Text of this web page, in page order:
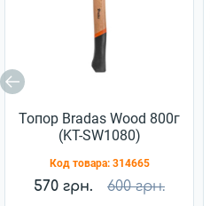
Топор Bradas Wood 800г
(KT-SW1080)
Код товара: 314665
570 грн. 600 грн.